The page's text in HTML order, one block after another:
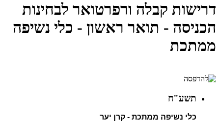
דרישות קבלה ורפרטואר לבחינות
הכניסה - תואר ראשון - כלי נשיפה
ממתכת
תשע"ח
כלי נשיפה ממתכת - קרן יער